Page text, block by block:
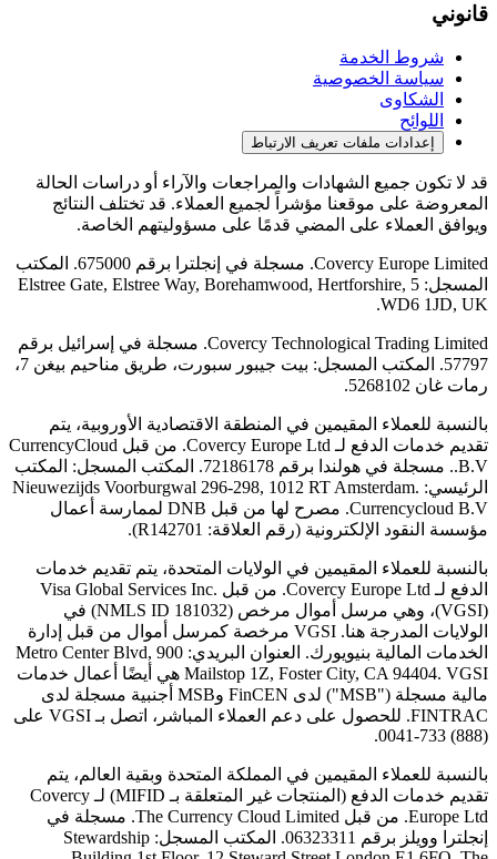
قانوني
شروط الخدمة
سياسة الخصوصية
الشكاوى
اللوائح
إعدادات ملفات تعريف الارتباط
قد لا تكون جميع الشهادات والمراجعات والآراء أو دراسات الحالة
المعروضة على موقعنا مؤشراً لجميع العملاء. قد تختلف النتائج
ويوافق العملاء على المضي قدمًا على مسؤوليتهم الخاصة.
Covercy Europe Limited. مسجلة في إنجلترا برقم 675000. المكتب
المسجل: 5 Elstree Gate, Elstree Way, Borehamwood, Hertforshire,
WD6 1JD, UK.
Covercy Technological Trading Limited. مسجلة في إسرائيل برقم
57797. المكتب المسجل: بيت جيبور سبورت، طريق مناحيم بيغن 7،
رمات غان 5268102.
بالنسبة للعملاء المقيمين في المنطقة الاقتصادية الأوروبية، يتم
تقديم خدمات الدفع لـ Covercy Europe Ltd. من قبل CurrencyCloud
B.V.. مسجلة في هولندا برقم 72186178. المكتب المسجل: المكتب
الرئيسي: Nieuwezijds Voorburgwal 296-298, 1012 RT Amsterdam.
Currencycloud B.V. مصرح لها من قبل DNB لممارسة أعمال
مؤسسة النقود الإلكترونية (رقم العلاقة: R142701).
بالنسبة للعملاء المقيمين في الولايات المتحدة، يتم تقديم خدمات
الدفع لـ Covercy Europe Ltd. من قبل Visa Global Services Inc.
(VGSI)، وهي مرسل أموال مرخص (NMLS ID 181032) في
الولايات المدرجة هنا. VGSI مرخصة كمرسل أموال من قبل إدارة
الخدمات المالية بنيويورك. العنوان البريدي: 900 Metro Center Blvd,
Mailstop 1Z, Foster City, CA 94404. VGSI هي أيضًا أعمال خدمات
مالية مسجلة ("MSB") لدى FinCEN وMSB أجنبية مسجلة لدى
FINTRAC. للحصول على دعم العملاء المباشر، اتصل بـ VGSI على
(888) 733-0041.
بالنسبة للعملاء المقيمين في المملكة المتحدة وبقية العالم، يتم
تقديم خدمات الدفع (المنتجات غير المتعلقة بـ MIFID) لـ Covercy
Europe Ltd. من قبل The Currency Cloud Limited. مسجلة في
إنجلترا وويلز برقم 06323311. المكتب المسجل: Stewardship